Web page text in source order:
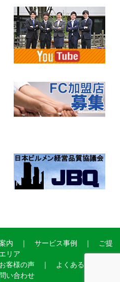
内 ｜ サービス事例 ｜ ご提
リア
お客様の声｜ よくあるご質問
い合わせ